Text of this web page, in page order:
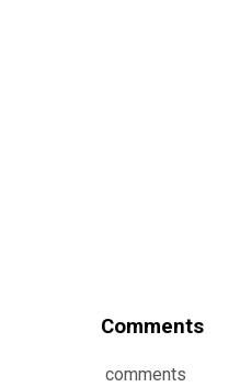
Comments
comments